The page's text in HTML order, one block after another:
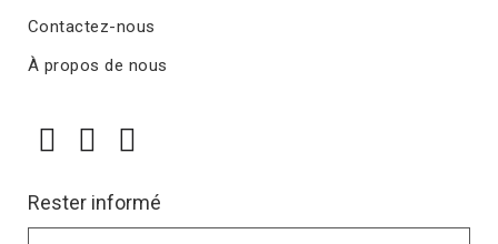
Contactez-nous
À propos de nous
Rester informé